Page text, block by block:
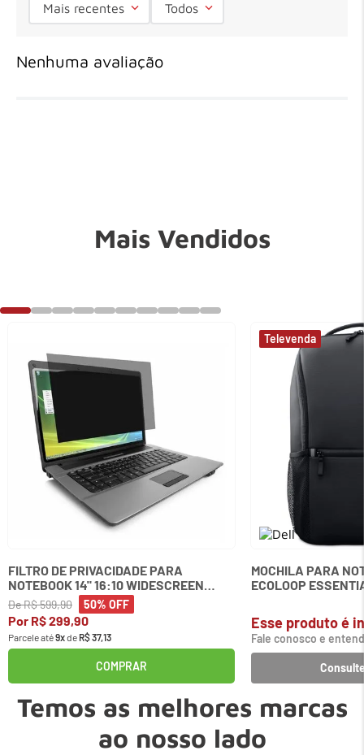
Mais recentes Todos
Nenhuma avaliação
Mais Vendidos
FILTRO DE PRIVACIDADE PARA
NOTEBOOK 14" 16:10 WIDESCREEN
KENSINGTON
DeR$599,90 50% OFF
Por R$299,90
Parcele até9xdeR$37,13
COMPRAR
MOCHILA PARA
ECOLOOP
Esse produto é
Fale conosco e
Temos as melhores marcas
ao nosso lado